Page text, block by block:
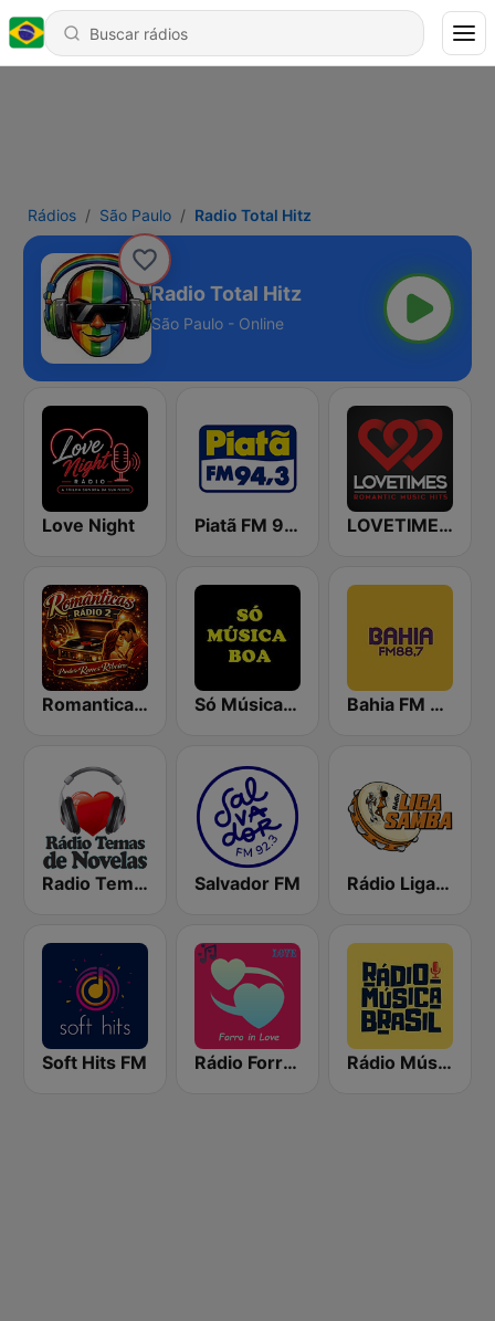
Rádios São Paulo Radio Total Hitz
Radio Total Hitz
São Paulo - Online
Love Night Piatã FM 94.3 LOVETIMES | Romantic Music Hits
Romanticas Radio 2 Só Música Boa Bahia FM 88.7
Radio Temas de Novelas Salvador FM Rádio Liga Samba
Soft Hits FM Rádio Forró in Love Rádio Música Brasil MPB